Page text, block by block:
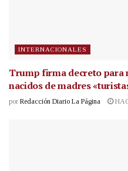
INTERNACIONALES
Trump firma decreto para
nacidos de madres
por Redacción Diario La Página